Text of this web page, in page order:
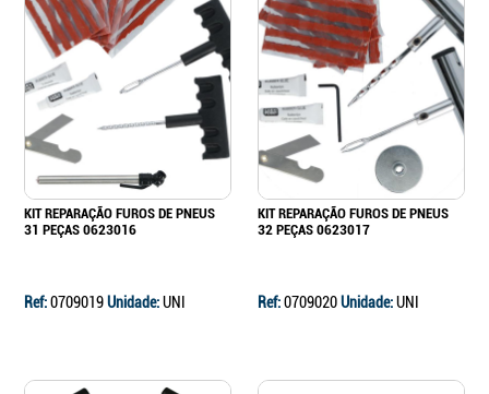
KIT REPARAÇÃO FUROS DE PNEUS
31 PEÇAS 0623016
Ref:0709019Unidade:UNI
KIT REPARAÇÃO FUROS DE PNEUS
32 PEÇAS 0623017
Ref:0709020Unidade:UNI